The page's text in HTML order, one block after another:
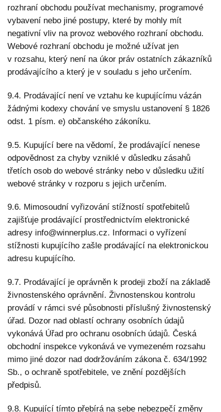
rozhraní obchodu používat mechanismy, programové
vybavení nebo jiné postupy, které by mohly mít
negativní vliv na provoz webového rozhraní obchodu.
Webové rozhraní obchodu je možné užívat jen
v rozsahu, který není na úkor práv ostatních zákazníků
prodávajícího a který je v souladu s jeho určením.
9.4. Prodávající není ve vztahu ke kupujícímu vázán
žádnými kodexy chování ve smyslu ustanovení § 1826
odst. 1 písm. e) občanského zákoníku.
9.5. Kupující bere na vědomí, že prodávající nenese
odpovědnost za chyby vzniklé v důsledku zásahů
třetích osob do webové stránky nebo v důsledku užití
webové stránky v rozporu s jejich určením.
9.6. Mimosoudní vyřizování stížností spotřebitelů
zajišťuje prodávající prostřednictvím elektronické
adresy info@winnerplus.cz. Informaci o vyřízení
stížnosti kupujícího zašle prodávající na elektronickou
adresu kupujícího.
9.7. Prodávající je oprávněn k prodeji zboží na základě
živnostenského oprávnění. Živnostenskou kontrolu
provádí v rámci své působnosti příslušný živnostenský
úřad. Dozor nad oblastí ochrany osobních údajů
vykonává Úřad pro ochranu osobních údajů. Česká
obchodní inspekce vykonává ve vymezeném rozsahu
mimo jiné dozor nad dodržováním zákona č. 634/1992
Sb., o ochraně spotřebitele, ve znění pozdějších
předpisů.
9.8. Kupující tímto přebírá na sebe nebezpečí změny